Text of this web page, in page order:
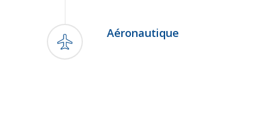
Aéronautique